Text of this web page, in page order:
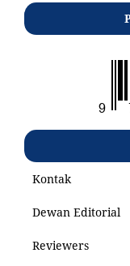
Kontak
Dewan Editorial
Reviewers